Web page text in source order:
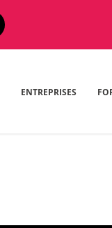
ENTREPRISES